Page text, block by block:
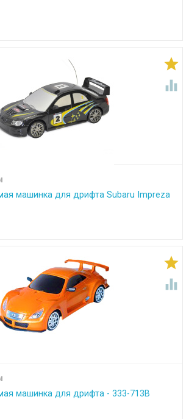


машинка для дрифта Subaru Impreza


машинка для дрифта - 333-713B